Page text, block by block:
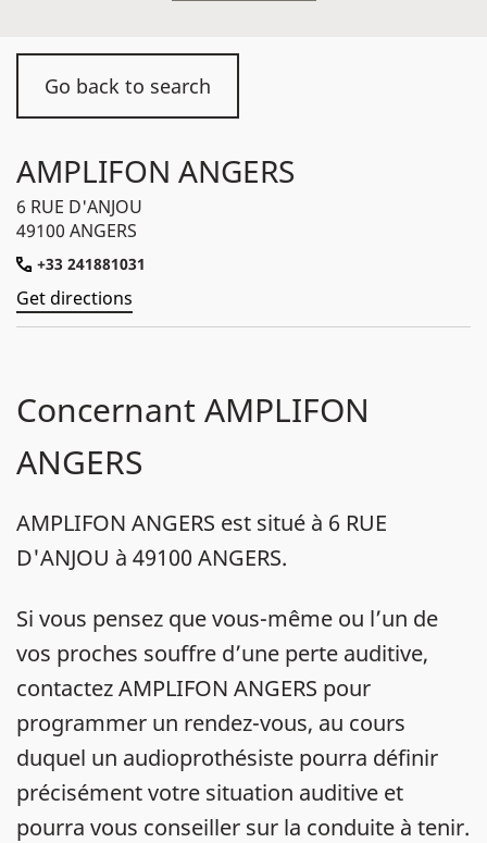
Go back to search
AMPLIFON ANGERS
6 RUE D'ANJOU
49100 ANGERS
+33 241881031
Get directions
Concernant AMPLIFON
ANGERS
AMPLIFON ANGERS est situé à 6 RUE
D'ANJOU à 49100 ANGERS.
Si vous pensez que vous-même ou l’un de
vos proches souffre d’une perte auditive,
contactez AMPLIFON ANGERS pour
programmer un rendez-vous, au cours
duquel un audioprothésiste pourra définir
précisément votre situation auditive et
pourra vous conseiller sur la conduite à tenir.